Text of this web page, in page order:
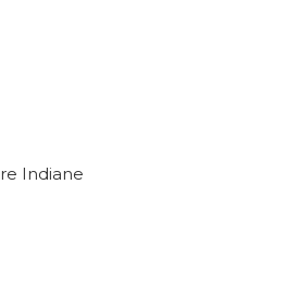
Indiane